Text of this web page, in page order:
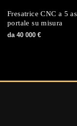
Fresatrice CNC a 5
portale su misura
da 40 000 €